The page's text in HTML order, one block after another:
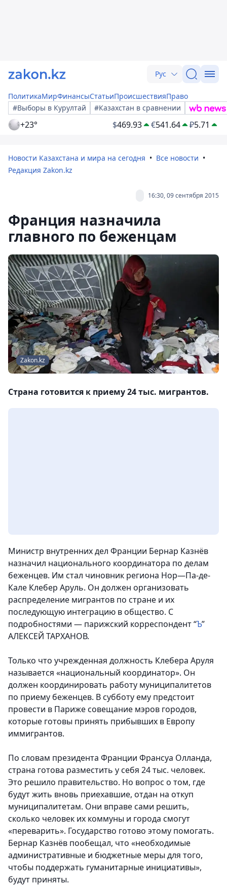
Рус
ПолитикаМирФинансыСтатьиПроисшествияПраво
#Выборы в Курултай
#Казахстан в сравнении
+23° $469.93 €541.64 ₽5.71
Новости Казахстана и мира на сегодня
Все новости
Редакция Zakon.kz
16:30, 09 сентября 2015
Франция назначила
главного по беженцам
Zakon.kz
Страна готовится к приему 24 тыс. мигрантов.
Министр внутренних дел Франции Бернар Казнёв
назначил национального координатора по делам
беженцев. Им стал чиновник региона Нор—Па-де-
Кале Клебер Аруль. Он должен организовать
распределение мигрантов по стране и их
последующую интеграцию в общество. С
подробностями — парижский корреспондент “Ъ”
АЛЕКСЕЙ ТАРХАНОВ.
Только что учрежденная должность Клебера Аруля
называется «национальный координатор». Он
должен координировать работу муниципалитетов
по приему беженцев. В субботу ему предстоит
провести в Париже совещание мэров городов,
которые готовы принять прибывших в Европу
иммигрантов.
По словам президента Франции Франсуа Олланда,
страна готова разместить у себя 24 тыс. человек.
Это решило правительство. Но вопрос о том, где
будут жить вновь приехавшие, отдан на откуп
муниципалитетам. Они вправе сами решить,
сколько человек их коммуны и города смогут
«переварить». Государство готово этому помогать.
Бернар Казнёв пообещал, что «необходимые
административные и бюджетные меры для того,
чтобы поддержать гуманитарные инициативы»,
будут приняты.